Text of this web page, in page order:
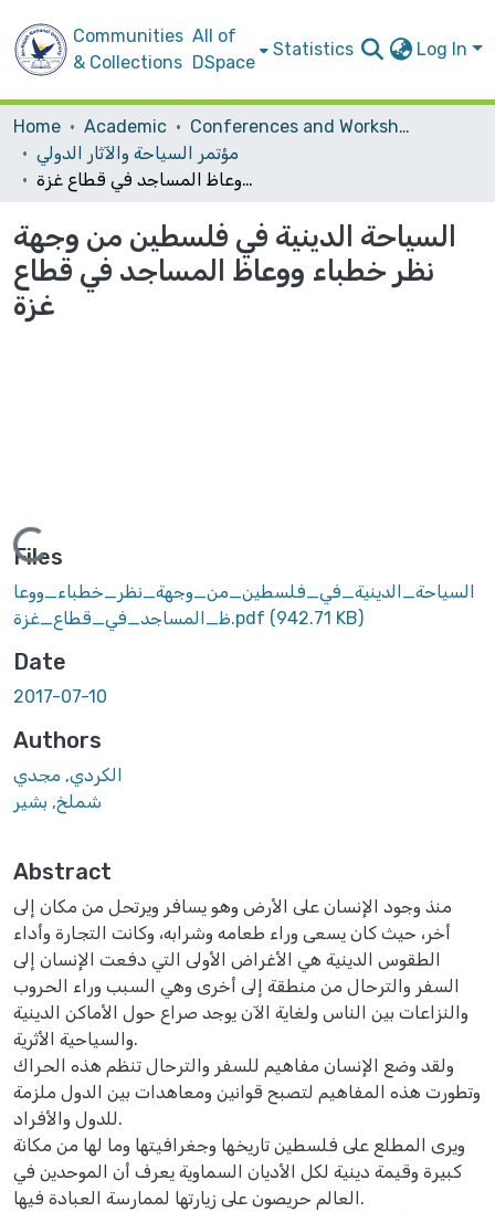
Communities
& Collections
All of
DSpace
Statistics Log In
Home Academic
Conferences and Workshops
مؤتمر السياحة والآثار الدولي
السياحة الدينية في فلسطين من وجهة نظر خطباء ووعاظ المساجد في قطاع غزة
السياحة الدينية في فلسطين من وجهة
نظر خطباء ووعاظ المساجد في قطاع
غزة
Loading...
Files
السياحة_الدينية_في_فلسطين_من_وجهة_نظر_خطباء_ووعا
ظ_المساجد_في_قطاع_غزة.pdf (942.71 KB)
Date
2017-07-10
Authors
الكردي, مجدي
شملخ, بشير
Abstract
منذ وجود الإنسان على الأرض وهو يسافر ويرتحل من مكان إلى
أخر، حيث كان يسعى وراء طعامه وشرابه، وكانت التجارة وأداء
الطقوس الدينية هي الأغراض الأولى التي دفعت الإنسان إلى
السفر والترحال من منطقة إلى أخرى وهي السبب وراء الحروب
والنزاعات بين الناس ولغاية الآن يوجد صراع حول الأماكن الدينية
والسياحية الأثرية.
ولقد وضع الإنسان مفاهيم للسفر والترحال تنظم هذه الحراك
وتطورت هذه المفاهيم لتصبح قوانين ومعاهدات بين الدول ملزمة
للدول والأفراد.
ويرى المطلع على فلسطين تاريخها وجغرافيتها وما لها من مكانة
كبيرة وقيمة دينية لكل الأديان السماوية يعرف أن الموحدين في
العالم حريصون على زيارتها لممارسة العبادة فيها.